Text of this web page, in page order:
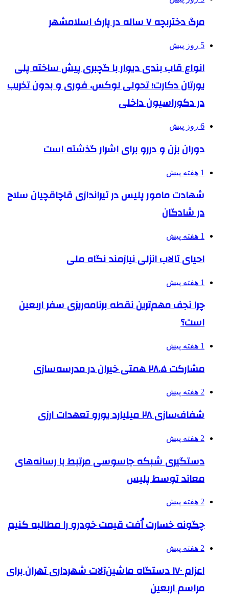
مرگ دختربچه ۷ ساله در پارک اسلامشهر
5 روز پیش
انواع قاب بندی دیوار با گچبری پیش ساخته پلی
یورتان دکارت؛ تحولی لوکس، فوری و بدون تخریب
در دکوراسیون داخلی
6 روز پیش
دوران بزن و دررو برای اشرار گذشته است
1 هفته پیش
شهادت مامور پلیس در تیراندازی قاچاقچیان سلاح
در شادگان
1 هفته پیش
احیای تالاب انزلی نیازمند نگاه ملی
1 هفته پیش
چرا نجف مهم‌ترین نقطه برنامه‌ریزی سفر اربعین
است؟
1 هفته پیش
مشارکت ۲۸.۵ همتی خیران در مدرسه‌سازی
2 هفته پیش
شفاف‌سازی ۲۸ میلیارد یورو تعهدات ارزی
2 هفته پیش
دستگیری شبکه جاسوسی مرتبط با رسانه‌های
معاند توسط پلیس
2 هفته پیش
چگونه خسارت اُفت قیمت خودرو را مطالبه کنیم
2 هفته پیش
اعزام ۱۷۰ دستگاه ماشین‌آلات شهرداری تهران برای
مراسم اربعین